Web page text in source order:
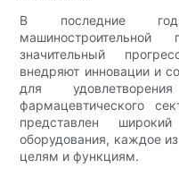
В последние
машиностроительной
значительный
внедряют инновации и
для
фармацевтического
представлен
оборудования, каждое
целям и функциям.